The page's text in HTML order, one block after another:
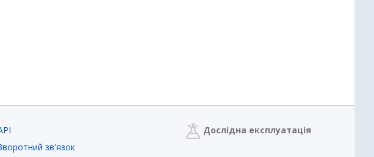
зв'язок
Дослідна експлуатація